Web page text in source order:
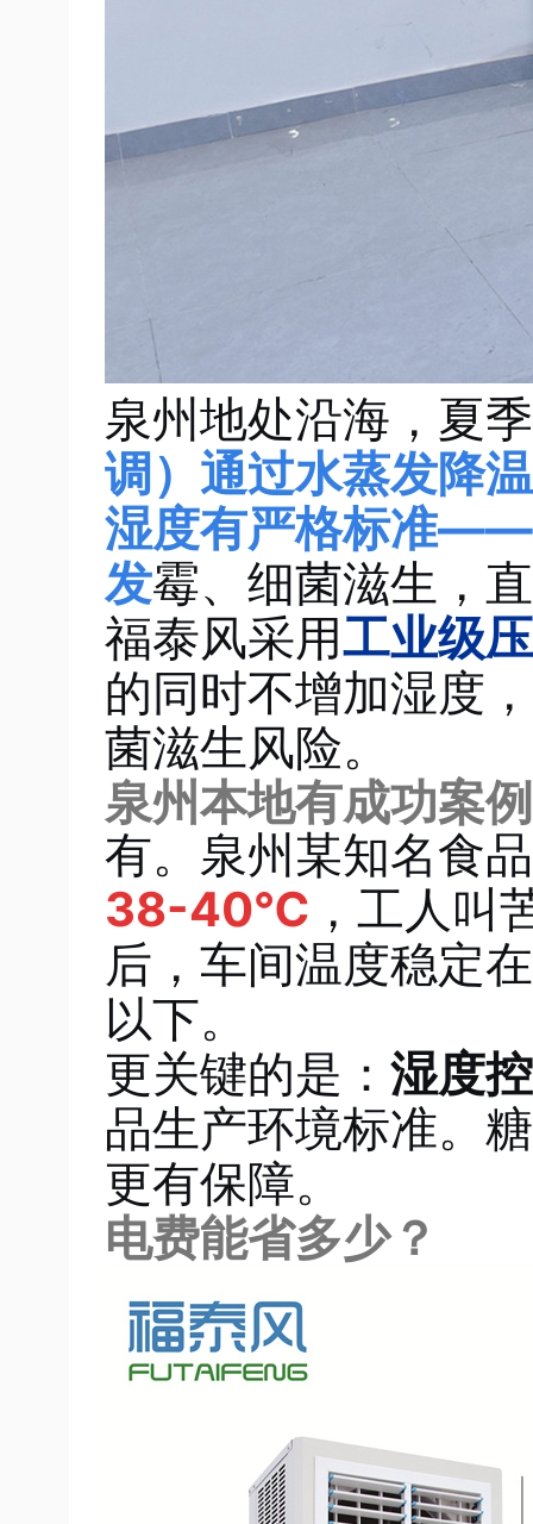
泉州地处沿海，夏
调）通过水蒸发降
湿度有严格标准——
发霉、细菌滋生，
福泰风采用工业级
的同时不增加湿度
菌滋生风险。
泉州本地有成功案
有。泉州某知名食
38-40℃ ，工人叫
后，车间温度稳定
以下。
更关键的是： 湿度
品生产环境标准。
更有保障。
电费能省多少？